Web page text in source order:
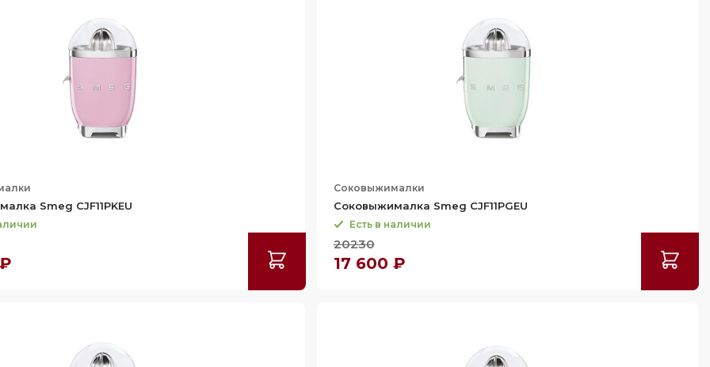
Smeg CJF11PKEU
Соковыжималки
Соковыжималка Smeg CJF11PGEU
Есть в наличии
20230
17 600 ₽